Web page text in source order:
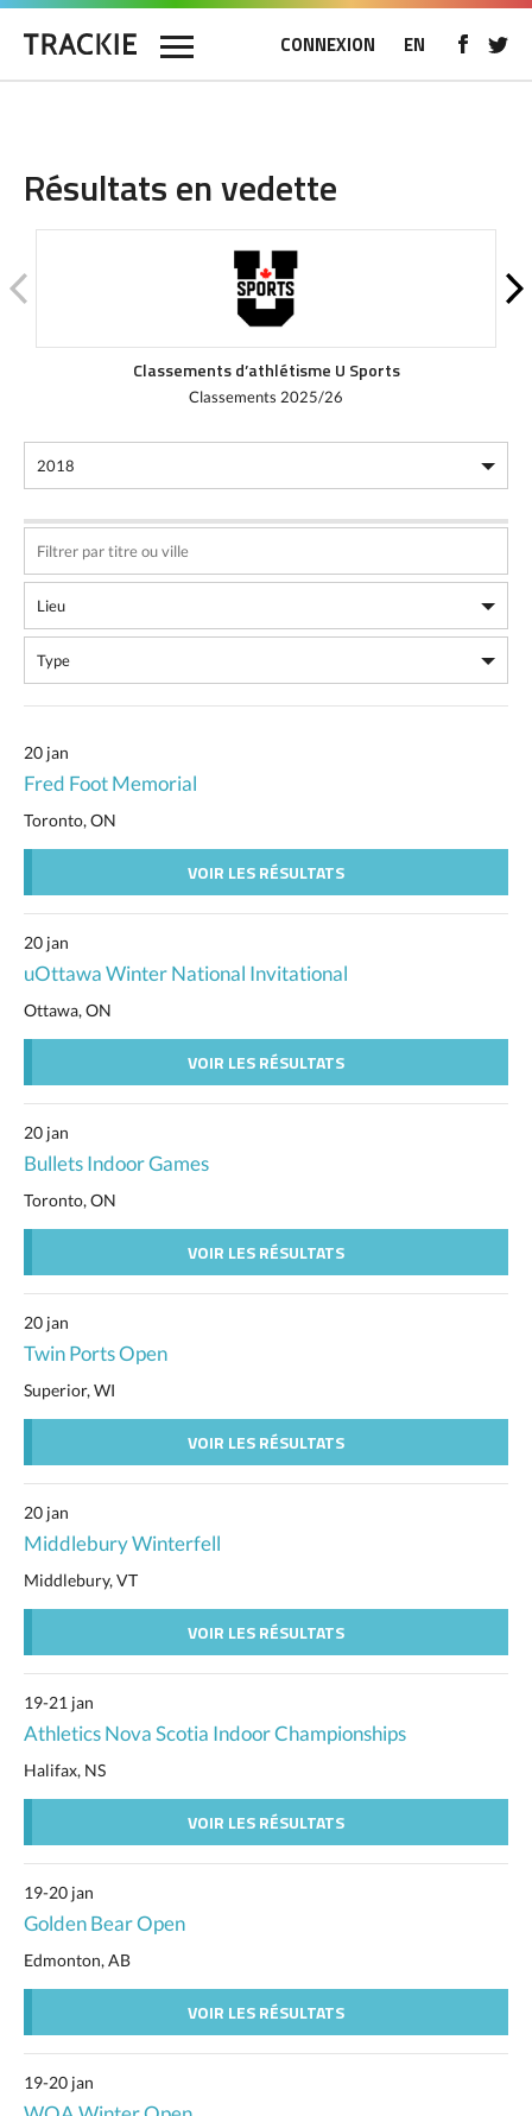
CONNEXION EN
Résultats en vedette
Classements d’athlétisme U Sports
Classements 2025/26
20 jan
Fred Foot Memorial
Toronto, ON
VOIR LES RÉSULTATS
20 jan
uOttawa Winter National Invitational
Ottawa, ON
VOIR LES RÉSULTATS
20 jan
Bullets Indoor Games
Toronto, ON
VOIR LES RÉSULTATS
20 jan
Twin Ports Open
Superior, WI
VOIR LES RÉSULTATS
20 jan
Middlebury Winterfell
Middlebury, VT
VOIR LES RÉSULTATS
19-21 jan
Athletics Nova Scotia Indoor Championships
Halifax, NS
VOIR LES RÉSULTATS
19-20 jan
Golden Bear Open
Edmonton, AB
VOIR LES RÉSULTATS
19-20 jan